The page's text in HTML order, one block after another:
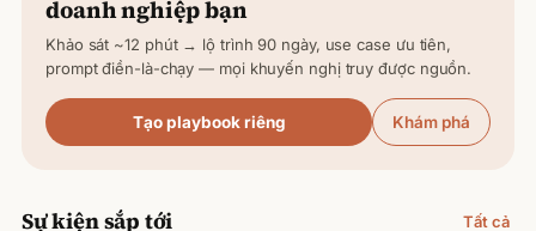
doanh nghiệp bạn
Khảo sát ~12 phút → lộ trình 90 ngày, use case ưu tiên,
prompt điền-là-chạy — mọi khuyến nghị truy được nguồn.
Tạo playbook riêng Khám phá
Sự kiện sắp tới Tất cả